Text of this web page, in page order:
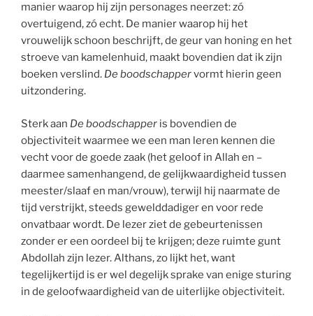
manier waarop hij zijn personages neerzet: zó
overtuigend, zó echt. De manier waarop hij het
vrouwelijk schoon beschrijft, de geur van honing en het
stroeve van kamelenhuid, maakt bovendien dat ik zijn
boeken verslind. De boodschappervormt hierin geen
uitzondering.
Sterk aan De boodschapper is bovendien de
objectiviteit waarmee we een man leren kennen die
vecht voor de goede zaak (het geloof in Allah en –
daarmee samenhangend, de gelijkwaardigheid tussen
meester/slaaf en man/vrouw), terwijl hij naarmate de
tijd verstrijkt, steeds gewelddadiger en voor rede
onvatbaar wordt. De lezer ziet de gebeurtenissen
zonder er een oordeel bij te krijgen; deze ruimte gunt
Abdollah zijn lezer. Althans, zo lijkt het, want
tegelijkertijd is er wel degelijk sprake van enige sturing
in de geloofwaardigheid van de uiterlijke objectiviteit.